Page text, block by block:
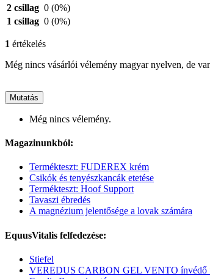
2 csillag 0 (0%)
1 csillag 0 (0%)
1 értékelés
Még nincs vásárlói vélemény magyar nyelven, de
Mutatás
Még nincs vélemény.
Magazinunkból:
Termékteszt: FUDEREX krém
Csikók és tenyészkancák etetése
Termékteszt: Hoof Support
Tavaszi ébredés
A magnézium jelentősége a lovak számára
EquusVitalis felfedezése:
Stiefel
VEREDUS CARBON GEL VENTO ínvédő